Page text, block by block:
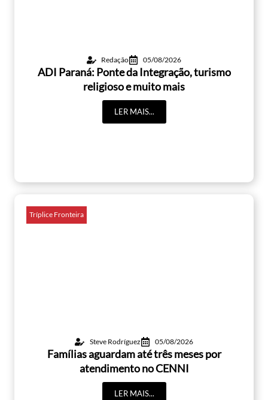
Redação 05/08/2026
ADI Paraná: Ponte da Integração, turismo
religioso e muito mais
LER MAIS...
Tríplice Fronteira
Steve Rodríguez 05/08/2026
Famílias aguardam até três meses por
atendimento no CENNI
LER MAIS...